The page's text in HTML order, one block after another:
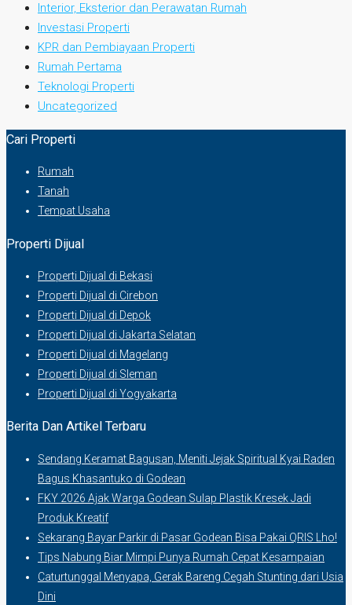
Interior, Eksterior dan Perawatan Rumah
Investasi Properti
KPR dan Pembiayaan Properti
Rumah Pertama
Teknologi Properti
Uncategorized
Cari Properti
Rumah
Tanah
Tempat Usaha
Properti Dijual
Properti Dijual di Bekasi
Properti Dijual di Cirebon
Properti Dijual di Depok
Properti Dijual di Jakarta Selatan
Properti Dijual di Magelang
Properti Dijual di Sleman
Properti Dijual di Yogyakarta
Berita Dan Artikel Terbaru
Sendang Keramat Bagusan, Meniti Jejak Spiritual Kyai Raden
Bagus Khasantuko di Godean
FKY 2026 Ajak Warga Godean Sulap Plastik Kresek Jadi
Produk Kreatif
Sekarang Bayar Parkir di Pasar Godean Bisa Pakai QRIS Lho!
Tips Nabung Biar Mimpi Punya Rumah Cepat Kesampaian
Caturtunggal Menyapa, Gerak Bareng Cegah Stunting dari Usia
Dini